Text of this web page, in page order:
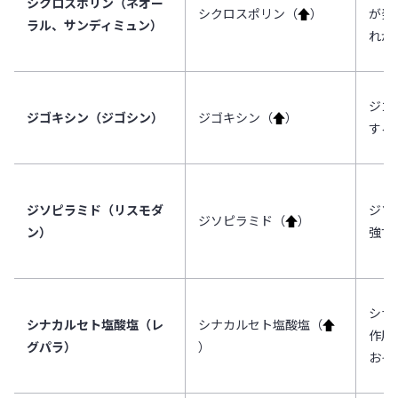
ラル、サンディミュン）
シクロスポリン（↑）
が発
れが
ジゴキシン（ジゴシン） ジゴキシン（↑）
ジゴ
する
ジソピラミド（リスモダ
ン）
ジソピラミド（↑）
ジソ
強す
シナカルセト塩酸塩（レ
グパラ）
シナカルセト塩酸塩（↑
）
シナ
作用
お